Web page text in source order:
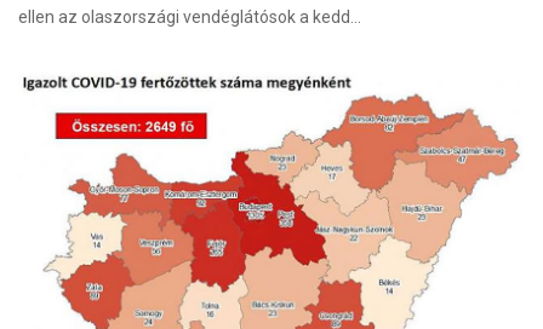
ellen az olaszországi vendéglátósok a kedd…